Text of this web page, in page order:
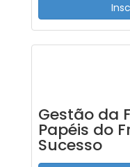
Gestão da
Papéis do
Sucesso